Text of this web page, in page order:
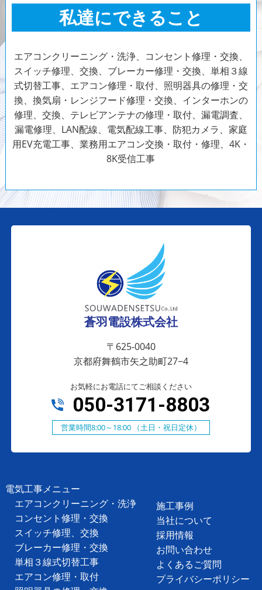
私達にできること
エアコンクリーニング・洗浄、コンセント修理・交換、
スイッチ修理、交換、ブレーカー修理・交換、単相３線
式切替工事、エアコン修理・取付、照明器具の修理・交
換、換気扇・レンジフード修理・交換、インターホンの
修理、交換、テレビアンテナの修理・取付、漏電調査、
漏電修理、LAN配線、電気配線工事、防犯カメラ、家庭
用EV充電工事、業務用エアコン交換・取付・修理、4K・
8K受信工事
蒼羽電設株式会社
〒625-0040
京都府舞鶴市矢之助町27−4
お気軽にお電話にてご相談ください
050-3171-8803
営業時間8:00～18:00 （土日・祝日定休）
電気工事メニュー
エアコンクリーニング・洗浄
コンセント修理・交換
スイッチ修理、交換
ブレーカー修理・交換
単相３線式切替工事
エアコン修理・取付
施工事例
当社について
採用情報
お問い合わせ
よくあるご質問
プライバシーポリシー